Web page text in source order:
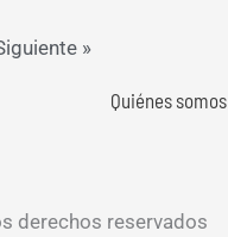
»
Quiénes somos
derechos reservados